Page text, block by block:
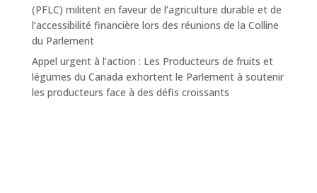
(PFLC) militent en faveur de l’agriculture durable et de
l’accessibilité financière lors des réunions de la Colline
du Parlement
Appel urgent à l’action : Les Producteurs de fruits et
légumes du Canada exhortent le Parlement à soutenir
les producteurs face à des défis croissants